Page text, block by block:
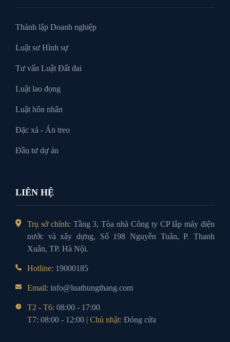
Thành lập Doanh nghiệp
Luật sư Hình sự
Tư vấn Luật Đất đai
Luật lao đọng
Luật hôn nhân
Đặc xá - Án treo
Đầu tư dự án
LIÊN HỆ
Trụ sở chính: Tầng 3, Tòa nhà Công ty CP lắp máy điện
nước và xây dựng, Số 198 Nguyễn Tuân, P. Thanh
Xuân, TP. Hà Nội.
Hotline: 19000185
Email: info@luathungthang.com
T2 - T6: 08:00 - 17:00
T7: 08:00 - 12:00 |Chủ nhật:Đóng cửa